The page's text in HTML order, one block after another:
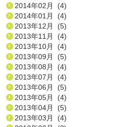
2014年02月 (4)
2014年01月 (4)
2013年12月 (5)
2013年11月 (4)
2013年10月 (4)
2013年09月 (5)
2013年08月 (4)
2013年07月 (4)
2013年06月 (5)
2013年05月 (4)
2013年04月 (5)
2013年03月 (4)